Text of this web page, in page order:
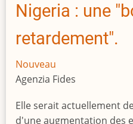
Nigeria : une
retardement".
Nouveau
Agenzia Fides
Elle serait actuellement
d'une augmentation des